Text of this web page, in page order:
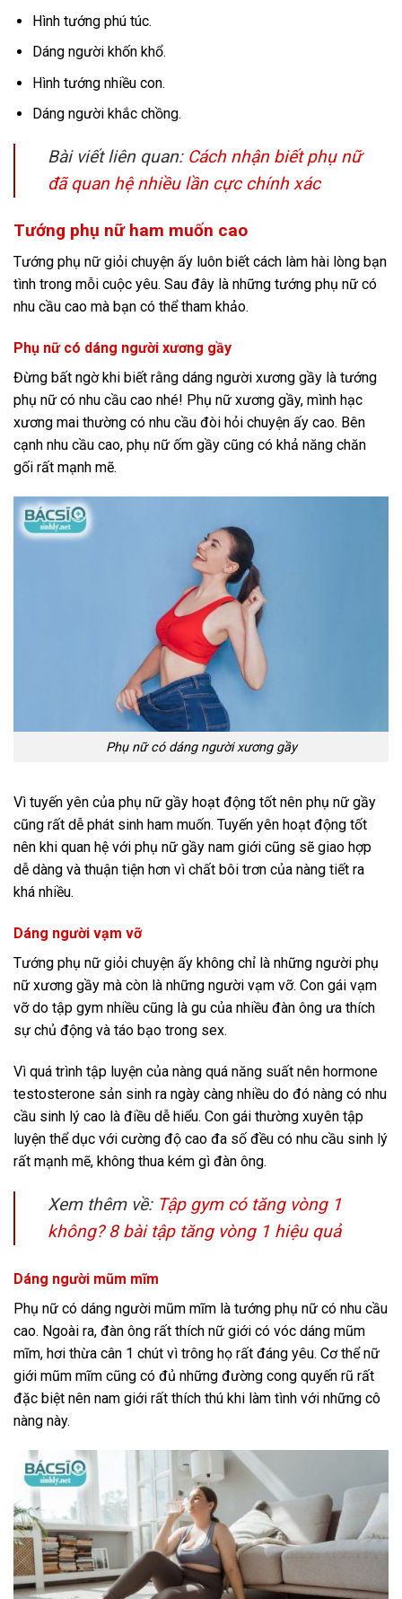
Hình tướng phú túc.
Dáng người khốn khổ.
Hình tướng nhiều con.
Dáng người khắc chồng.
Bài viết liên quan: Cách nhận biết phụ nữ
đã quan hệ nhiều lần cực chính xác
Tướng phụ nữ ham muốn cao
Tướng phụ nữ giỏi chuyện ấy luôn biết cách làm hài lòng bạn
tình trong mỗi cuộc yêu. Sau đây là những tướng phụ nữ có
nhu cầu cao mà bạn có thể tham khảo.
Phụ nữ có dáng người xương gầy
Đừng bất ngờ khi biết rằng dáng người xương gầy là tướng
phụ nữ có nhu cầu cao nhé! Phụ nữ xương gầy, mình hạc
xương mai thường có nhu cầu đòi hỏi chuyện ấy cao. Bên
cạnh nhu cầu cao, phụ nữ ốm gầy cũng có khả năng chăn
gối rất mạnh mẽ.
Phụ nữ có dáng người xương gầy
Vì tuyến yên của phụ nữ gầy hoạt động tốt nên phụ nữ gầy
cũng rất dễ phát sinh ham muốn. Tuyến yên hoạt động tốt
nên khi quan hệ với phụ nữ gầy nam giới cũng sẽ giao hợp
dễ dàng và thuận tiện hơn vì chất bôi trơn của nàng tiết ra
khá nhiều.
Dáng người vạm vỡ
Tướng phụ nữ giỏi chuyện ấy không chỉ là những người phụ
nữ xương gầy mà còn là những người vạm vỡ. Con gái vạm
vỡ do tập gym nhiều cũng là gu của nhiều đàn ông ưa thích
sự chủ động và táo bạo trong sex.
Vì quá trình tập luyện của nàng quá năng suất nên hormone
testosterone sản sinh ra ngày càng nhiều do đó nàng có nhu
cầu sinh lý cao là điều dễ hiểu. Con gái thường xuyên tập
luyện thể dục với cường độ cao đa số đều có nhu cầu sinh lý
rất mạnh mẽ, không thua kém gì đàn ông.
Xem thêm về: Tập gym có tăng vòng 1
không? 8 bài tập tăng vòng 1 hiệu quả
Dáng người mũm mĩm
Phụ nữ có dáng người mũm mĩm là tướng phụ nữ có nhu cầu
cao. Ngoài ra, đàn ông rất thích nữ giới có vóc dáng mũm
mĩm, hơi thừa cân 1 chút vì trông họ rất đáng yêu. Cơ thể nữ
giới mũm mĩm cũng có đủ những đường cong quyến rũ rất
đặc biệt nên nam giới rất thích thú khi làm tình với những cô
nàng này.